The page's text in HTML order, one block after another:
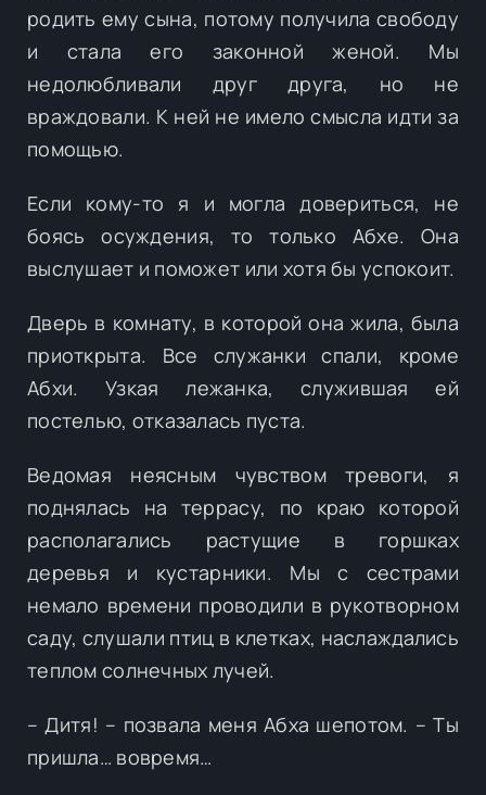
родить ему сына, потому получила свободу
и стала его законной женой. Мы
недолюбливали друг друга, но не
враждовали. К ней не имело смысла идти за
помощью.
Если кому-то я и могла довериться, не
боясь осуждения, то только Абхе. Она
выслушает и поможет или хотя бы успокоит.
Дверь в комнату, в которой она жила, была
приоткрыта. Все служанки спали, кроме
Абхи. Узкая лежанка, служившая ей
постелью, отказалась пуста.
Ведомая неясным чувством тревоги, я
поднялась на террасу, по краю которой
располагались растущие в горшках
деревья и кустарники. Мы с сестрами
немало времени проводили в рукотворном
саду, слушали птиц в клетках, наслаждались
теплом солнечных лучей.
– Дитя! – позвала меня Абха шепотом. – Ты
пришла… вовремя…